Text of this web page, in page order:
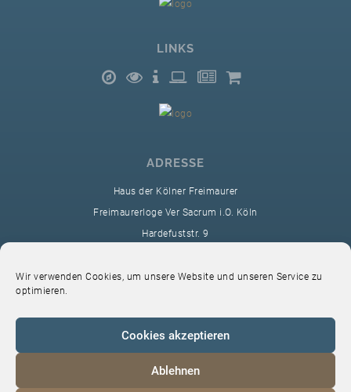
Wir verwenden Cookies, um unsere Website und unseren Service zu
optimieren.
Cookies akzeptieren
Ablehnen
LINKS
ADRESSE
Haus der Kölner Freimaurer
Freimaurerloge Ver Sacrum i.O. Köln
Hardefuststr. 9
sekretariat@ver-sacrum.org
© 2024 Copyright Ver Sacrum